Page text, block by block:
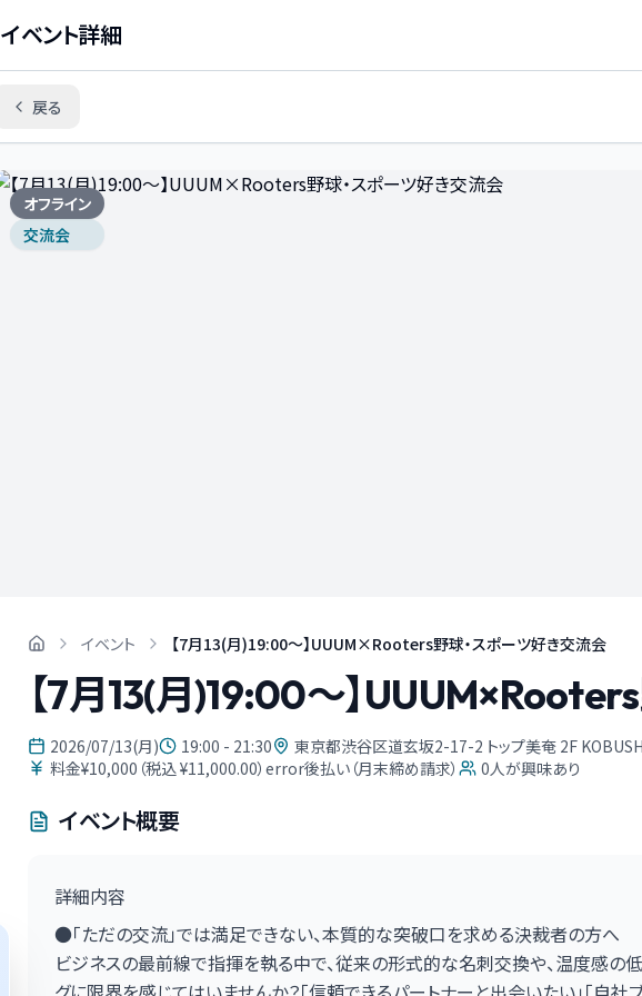
イベント詳細
戻る
オフライン
交流会
イベント 【7月13(月)19:00～】UUUM×Rooters野球・スポーツ好き交流会
【7月13(月)19:00～】
2026/07/13(月) 19:00 - 21:30
東京都渋谷区道玄坂2-17-2 トップ美奄 2F
料金¥10,000（税込 ¥11,000.00）error後払い（月末締め請求）
0人が興味あり
イベント概要
詳細内容
●「ただの交流」では満足できない、本質的な突破口を求める決裁者の方へ
ビジネスの最前線で指揮を執る中で、従来の形式的な名刺交換や、温度感の